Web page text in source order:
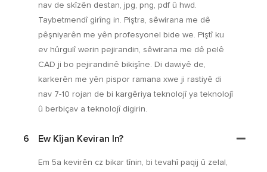
nav de skîzên destan, jpg, png, pdf û hwd.
Taybetmendî girîng in. Piştra, sêwirana me dê
pêşniyarên me yên profesyonel bide we. Piştî ku
ev hûrgulî werin pejirandin, sêwirana me dê pelê
CAD ji bo pejirandinê bikişîne. Di dawiyê de,
karkerên me yên pispor ramana xwe ji rastiyê di
nav 7-10 rojan de bi kargêriya teknolojî ya teknolojî
û berbiçav a teknolojî digirin.
6 Ew Kîjan Keviran In?
Em 5a kevirên cz bikar tînin, bi tevahî paqij û zelal,